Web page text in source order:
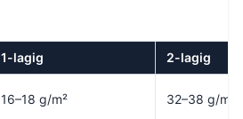
1-lagig 2-lagig
16–18 g/m² 32–38 g/m²